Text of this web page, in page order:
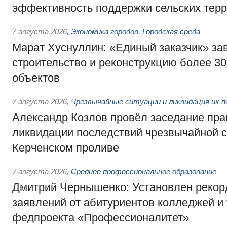
эффективность поддержки сельских
7 августа 2026, Экономика городов. Городская среда
Марат Хуснуллин: «Единый заказчик»
строительство и реконструкцию более
объектов
7 августа 2026, Чрезвычайные ситуации и ликвидация их
Александр Козлов провёл заседание
ликвидации последствий чрезвычайной
Керченском проливе
7 августа 2026, Среднее профессиональное образование
Дмитрий Чернышенко: Установлен
заявлений от абитуриентов колледжей и
федпроекта «Профессионалитет»